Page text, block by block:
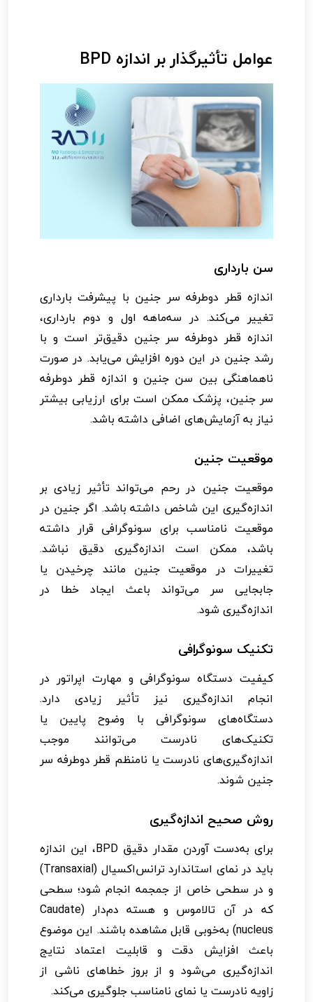
عوامل تأثیرگذار بر اندازه BPD
سن بارداری
اندازه قطر دوطرفه سر جنین با پیشرفت بارداری
تغییر می‌کند. در سه‌ماهه اول و دوم بارداری،
اندازه قطر دوطرفه سر جنین دقیق‌تر است و با
رشد جنین در این دوره افزایش می‌یابد. در صورت
ناهماهنگی بین سن جنین و اندازه قطر دوطرفه
سر جنین، پزشک ممکن است برای ارزیابی بیشتر
نیاز به آزمایش‌های اضافی داشته باشد.
موقعیت جنین
موقعیت جنین در رحم می‌تواند تأثیر زیادی بر
اندازه‌گیری این شاخص داشته باشد. اگر جنین در
موقعیت نامناسب برای سونوگرافی قرار داشته
باشد، ممکن است اندازه‌گیری دقیق نباشد.
تغییرات در موقعیت جنین مانند چرخیدن یا
جابجایی سر می‌تواند باعث ایجاد خطا در
اندازه‌گیری شود.
تکنیک سونوگرافی
کیفیت دستگاه سونوگرافی و مهارت اپراتور در
انجام اندازه‌گیری نیز تأثیر زیادی دارد.
دستگاه‌های سونوگرافی با وضوح پایین یا
تکنیک‌های نادرست می‌توانند موجب
اندازه‌گیری‌های نادرست یا نامنظم قطر دوطرفه سر
جنین شوند.
روش صحیح اندازه‌گیری
برای به‌دست آوردن مقدار دقیق BPD، این اندازه
باید در نمای استاندارد ترانس‌اکسیال (Transaxial)
و در سطحی خاص از جمجمه انجام شود؛ سطحی
که در آن تالاموس و هسته دم‌دار (Caudate
nucleus) به‌خوبی قابل مشاهده باشند. این موضوع
باعث افزایش دقت و قابلیت اعتماد نتایج
اندازه‌گیری می‌شود و از بروز خطاهای ناشی از
زاویه نادرست یا نمای نامناسب جلوگیری می‌کند.